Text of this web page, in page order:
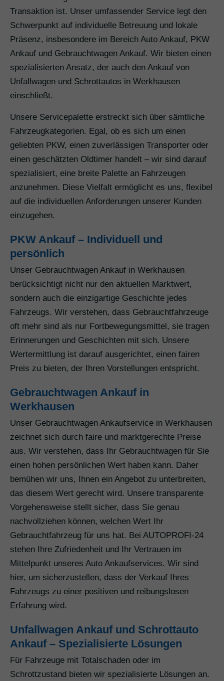
Transaktion ist. Unser umfassender Service legt den
Schwerpunkt auf individuelle Betreuung und lokale
Präsenz, insbesondere im Bereich Auto Ankauf, PKW
Ankauf und Gebrauchtwagen Ankauf. Wir bieten einen
spezialisierten Ansatz, der auch den Ankauf von
Unfallwagen und Schrottautos in Werkhausen
einschließt.
Unsere Servicepalette erstreckt sich über sämtliche
Fahrzeugkategorien. Egal, ob es sich um einen
geliebten PKW, einen zuverlässigen Transporter oder
einen geschätzten Oldtimer handelt – wir sind darauf
spezialisiert, eine breite Palette an Fahrzeugen
anzunehmen. Diese Vielfalt ermöglicht es uns, flexibel
auf die individuellen Anforderungen unserer Kunden
einzugehen.
PKW Ankauf – Individuell und
persönlich
Unser Gebrauchtwagen Ankauf in Werkhausen
berücksichtigt nicht nur den aktuellen Marktwert,
sondern auch die einzigartige Geschichte jedes
Fahrzeugs. Wir verstehen, dass Gebrauchtfahrzeuge
oft mehr sind als nur Fortbewegungsmittel, sie tragen
Erinnerungen und Geschichten mit sich. Unsere
Wertermittlung ist darauf ausgerichtet, einen fairen
Preis zu bieten, der Ihren Vorstellungen entspricht.
Gebrauchtwagen Ankauf in
Werkhausen
Unser Gebrauchtwagen Ankaufservice in Werkhausen
zeichnet sich durch faire und marktgerechte Preise
aus. Wir verstehen, dass Ihr Gebrauchtwagen für Sie
einen hohen persönlichen Wert haben kann. Daher
bemühen wir uns, Ihnen ein Angebot zu unterbreiten,
das diesem Wert gerecht wird. Unsere transparente
Vorgehensweise stellt sicher, dass Sie genau
nachvollziehen können, welchen Wert Ihr
Gebrauchtfahrzeug für uns hat. Bei AUTOPROFI-24
stehen Ihre Zufriedenheit und Ihr Vertrauen im
Mittelpunkt unseres Auto Ankaufservices. Wir sind
hier, um sicherzustellen, dass der Verkauf Ihres
Fahrzeugs zu einer positiven und reibungslosen
Erfahrung wird.
Unfallwagen Ankauf und Schrottauto
Ankauf – Spezialisierte Lösungen
Für Fahrzeuge mit Totalschaden oder im
Schrottzustand bieten wir spezialisierte Lösungen an.